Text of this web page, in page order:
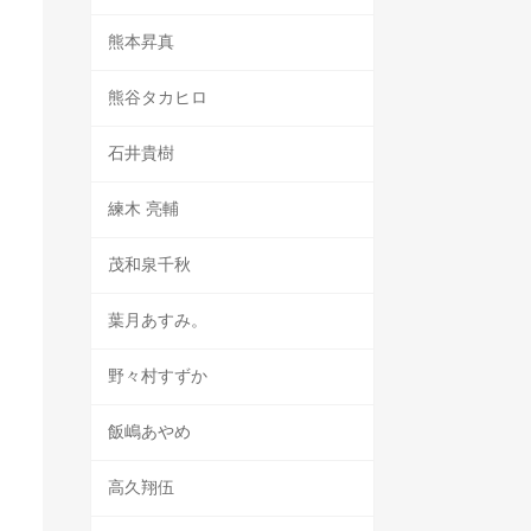
熊本昇真
熊谷タカヒロ
石井貴樹
練木 亮輔
茂和泉千秋
葉月あすみ。
野々村すずか
飯嶋あやめ
高久翔伍